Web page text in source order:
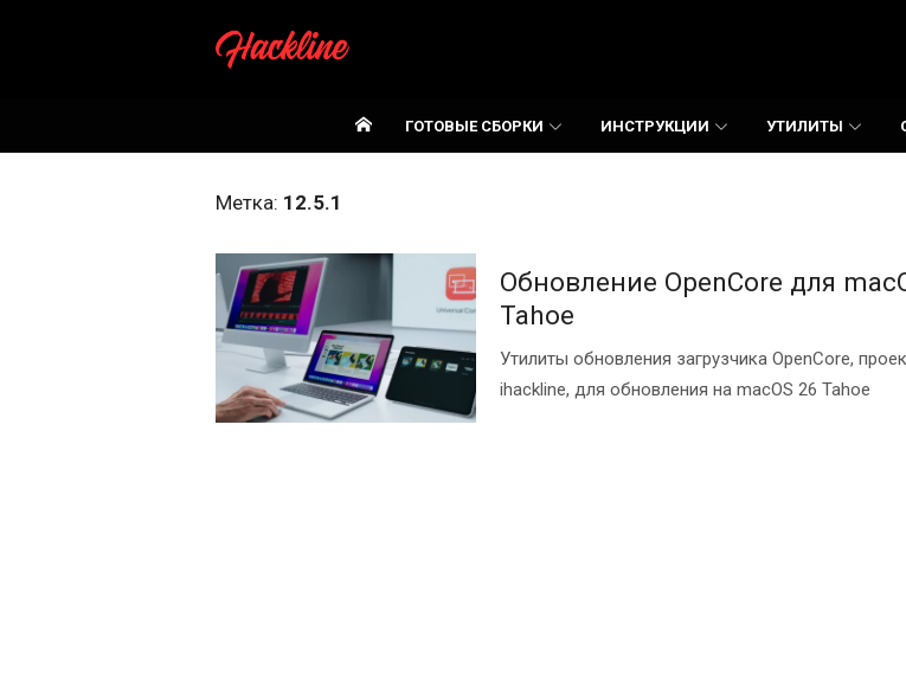
ГОТОВЫЕ СБОРКИ ИНСТРУКЦИИ УТИЛИТЫ
Метка: 12.5.1
Обновление OpenCore для
Tahoe
Утилиты обновления загрузчика OpenCore,
ihackline, для обновления на macOS 26 Tahoe